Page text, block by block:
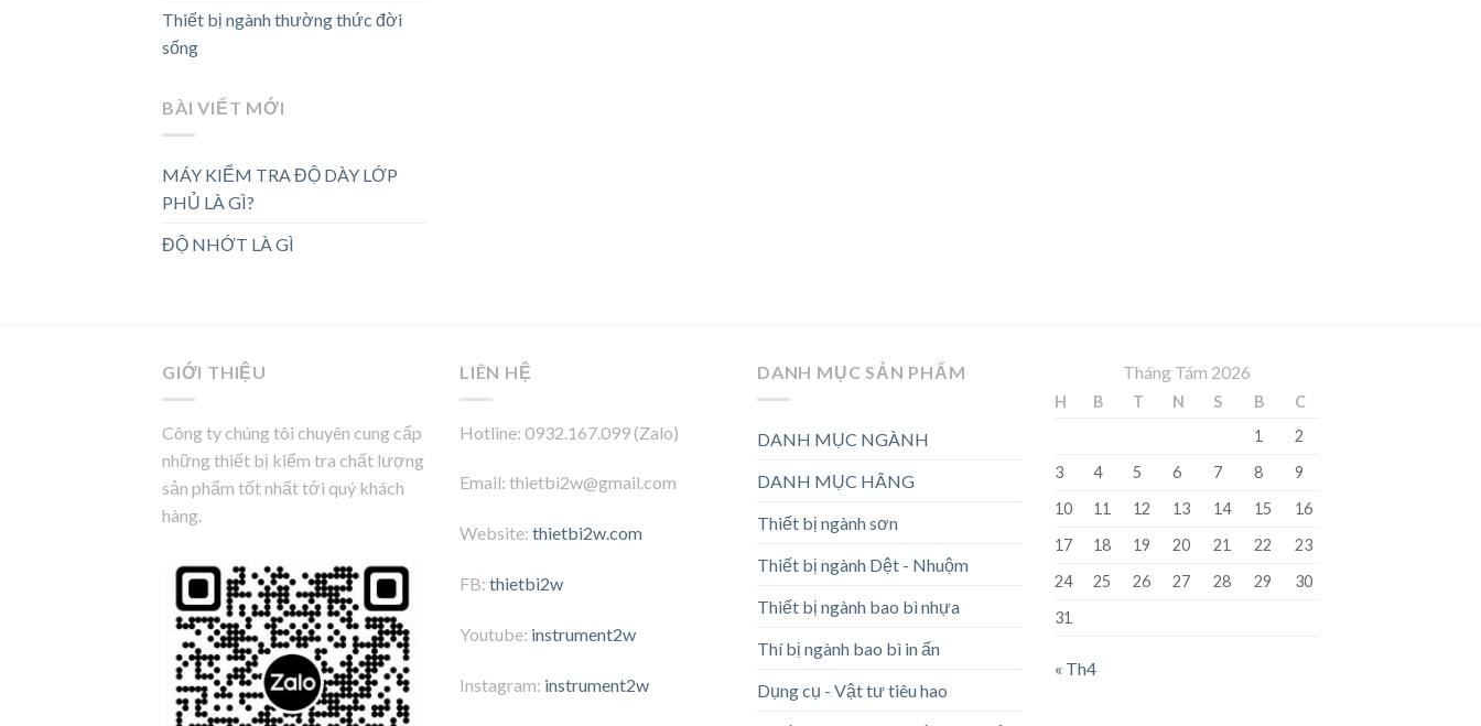
Thiết bị ngành thường thức đời
sống
BÀI VIẾT MỚI
MÁY KIỂM TRA ĐỘ DÀY LỚP
PHỦ LÀ GÌ?
ĐỘ NHỚT LÀ GÌ
GIỚI THIỆU
Công ty chúng tôi chuyên cung cấp
những thiết bị kiểm tra chất lượng
sản phẩm tốt nhất tới quý khách
hàng.
LIÊN HỆ
Hotline: 0932.167.099 (Zalo)
Email: thietbi2w@gmail.com
Website: thietbi2w.com
FB: thietbi2w
Youtube: instrument2w
Instagram: instrument2w
DANH MỤC SẢN PHẨM
DANH MỤC NGÀNH
DANH MỤC HÃNG
Thiết bị ngành sơn
Thiết bị ngành Dệt - Nhuộm
Thiết bị ngành bao bì nhựa
Thí bị ngành bao bì in ấn
Dụng cụ - Vật tư tiêu hao
Tháng Tám 2026
H B T N S B
C
1
2
3
4 5 6 7 8
9
10
11 12 13 14 15
16
17
18 19 20 21 22
23
24
25 26 27 28 29
30
31
« Th4